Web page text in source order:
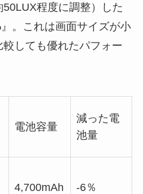
程度に調整）した
』。これは画面サイズが小
しても優れたパフォー
電池容量
減った電
池量
4,700mAh -6％